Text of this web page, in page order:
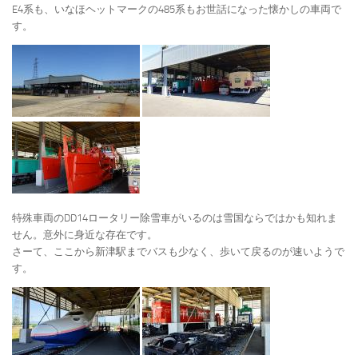
E4系も、いなほヘットマークの485系もお世話になった懐かしの車両で
す。
特殊車両のDD14ロータリー除雪車がいるのは雪国ならではかも知れま
せん。意外に身近な存在です。
さーて、ここから新津駅までバスも少なく、歩いて戻るのが速いようで
す。